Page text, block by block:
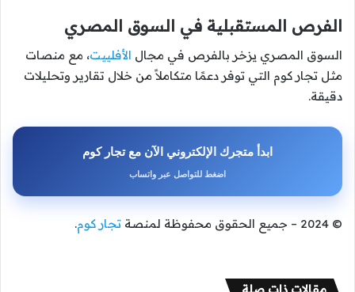
الفرص المستقبلية في السوق المصري
السوق المصري يزخر بالفرص في مجال الأفلييت، مع منصات
مثل تجار كوم التي توفر دعمًا متكاملاً من خلال تقارير وتحليلات
دقيقة.
ابدأ متجرك الإلكتروني الآن مع تجار كوم
اضغط للتواصل عبر واتساب
© 2024 – جميع الحقوق محفوظة لمنصة تجار كوم.